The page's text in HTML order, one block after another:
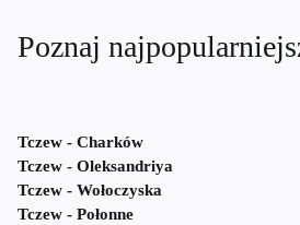
Poznaj
Tczew - Charków
Tczew - Oleksandriya
Tczew - Wołoczyska
Tczew - Połonne